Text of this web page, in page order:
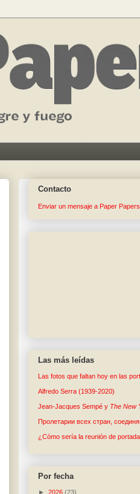
Contacto
Enviar un mensaje a Paper Papers
Las más leídas
Las fotos que faltan hoy en las
Alfredo Serra (1939-2020)
Jean-Jacques Sempé y The New
Пролетарии всех стран,
¿Cómo sería la reunión de
Por fecha
► 2026 (23)